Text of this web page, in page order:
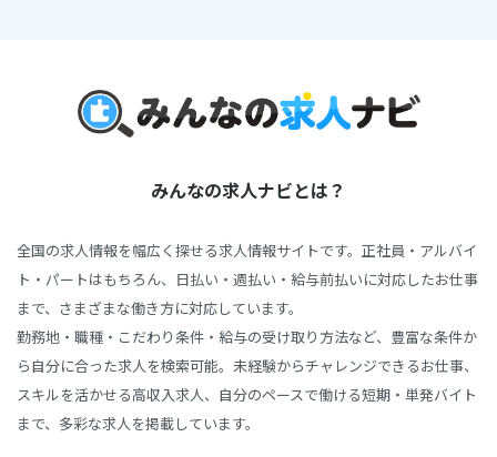
みんなの求人ナビとは？
全国の求人情報を幅広く探せる求人情報サイトです。正社員・アルバイ
ト・パートはもちろん、日払い・週払い・給与前払いに対応したお仕事
まで、さまざまな働き方に対応しています。
勤務地・職種・こだわり条件・給与の受け取り方法など、豊富な条件か
ら自分に合った求人を検索可能。未経験からチャレンジできるお仕事、
スキルを活かせる高収入求人、自分のペースで働ける短期・単発バイト
まで、多彩な求人を掲載しています。